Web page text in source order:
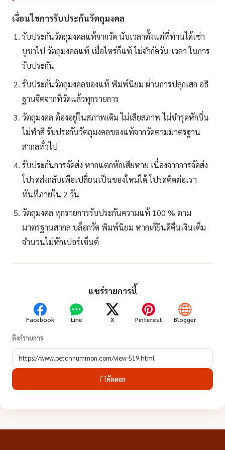
เงื่อนไขการรับประกันวัตถุมงคล
รับประกันวัตถุมงคลแท้จากวัด นับเวลาตั้งแต่ที่ท่านได้เช่า
บูชาไป วัตถุมงคลแท้ เมื่อไหร่ก็แท้ ไม่จำกัดวัน-เวลา ในการ
รับประกัน
รับประกันวัตถุมงคลของแท้ พิมพ์นิยม ผ่านการปลุกเสก อธิ
ฐานจิตจากที่วัดแล้วทุกรายการ
วัตถุมงคล ต้องอยู่ในสภาพเดิม ไม่เสียสภาพ ไม่ชำรุดหักบิ่น
ไม่ทำสี รับประกันวัตถุมงคลของแท้จากวัดตามมาตรฐาน
สากลทั่วไป
รับประกันการจัดส่ง หากแตกหักเสียหาย เนื่องจากการจัดส่ง
โปรดส่งกลับเพื่อเปลื่ยนเป็นของใหม่ได้ โปรดติดต่อเรา
ทันทีภายใน 2 วัน
วัตถุมงคล ทุกรายการรับประกันความแท้ 100 % ตาม
มาตรฐานสากล บล็อกวัด พิมพ์นิยม หากเก๊ยินดีคืนเงินเต็ม
จำนวนไม่หักเปอร์เซ็นต์
แชร์รายการนี้
Facebook Line X Pinterest Blogger
ลิงก์รายการ
คัดลอก